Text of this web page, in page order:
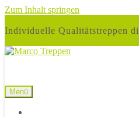
Zum Inhalt springen
Individuelle Qualitätstreppen
Menü